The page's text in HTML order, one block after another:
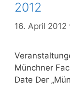
2012
16. April 2012
Münchner
Date Der